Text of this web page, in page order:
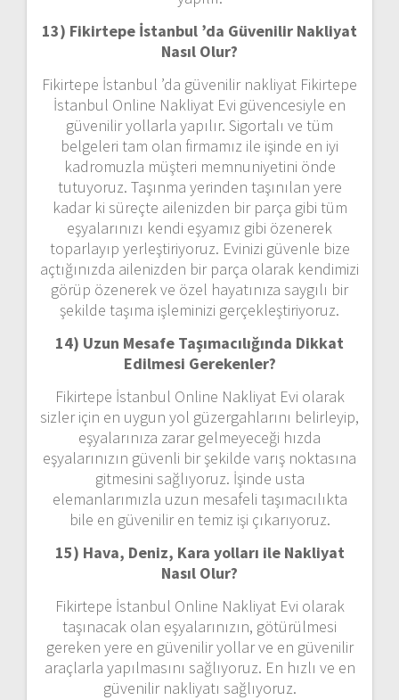
13) Fikirtepe İstanbul ’da Güvenilir Nakliyat
Nasıl Olur?
Fikirtepe İstanbul ’da güvenilir nakliyat Fikirtepe
İstanbul Online Nakliyat Evi güvencesiyle en
güvenilir yollarla yapılır. Sigortalı ve tüm
belgeleri tam olan firmamız ile işinde en iyi
kadromuzla müşteri memnuniyetini önde
tutuyoruz. Taşınma yerinden taşınılan yere
kadar ki süreçte ailenizden bir parça gibi tüm
eşyalarınızı kendi eşyamız gibi özenerek
toparlayıp yerleştiriyoruz. Evinizi güvenle bize
açtığınızda ailenizden bir parça olarak kendimizi
görüp özenerek ve özel hayatınıza saygılı bir
şekilde taşıma işleminizi gerçekleştiriyoruz.
14) Uzun Mesafe Taşımacılığında Dikkat
Edilmesi Gerekenler?
Fikirtepe İstanbul Online Nakliyat Evi olarak
sizler için en uygun yol güzergahlarını belirleyip,
eşyalarınıza zarar gelmeyeceği hızda
eşyalarınızın güvenli bir şekilde varış noktasına
gitmesini sağlıyoruz. İşinde usta
elemanlarımızla uzun mesafeli taşımacılıkta
bile en güvenilir en temiz işi çıkarıyoruz.
15) Hava, Deniz, Kara yolları ile Nakliyat
Nasıl Olur?
Fikirtepe İstanbul Online Nakliyat Evi olarak
taşınacak olan eşyalarınızın, götürülmesi
gereken yere en güvenilir yollar ve en güvenilir
araçlarla yapılmasını sağlıyoruz. En hızlı ve en
güvenilir nakliyatı sağlıyoruz.